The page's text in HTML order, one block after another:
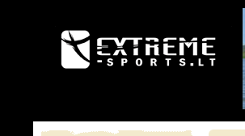
EXTREME-SPORTS.LT